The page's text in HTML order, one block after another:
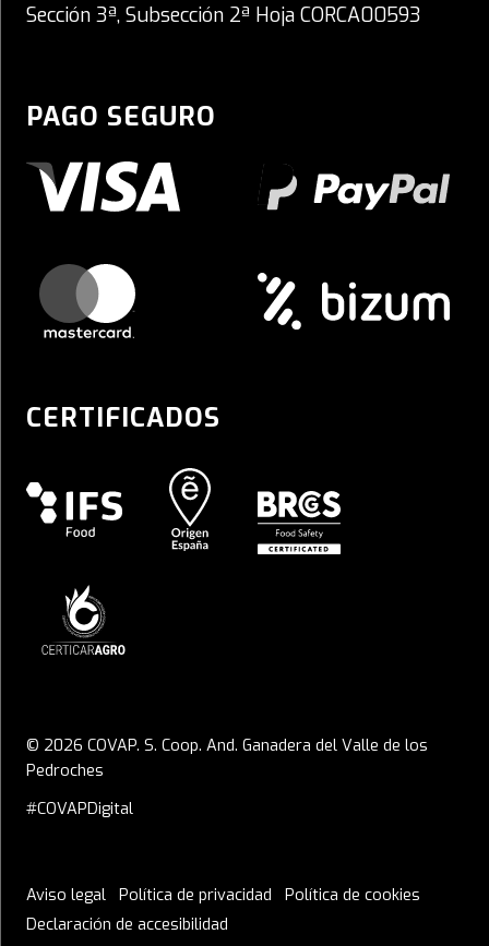
Sección 3ª, Subsección 2ª Hoja CORCA00593
PAGO SEGURO
CERTIFICADOS
© 2026 COVAP. S. Coop. And. Ganadera del Valle de los
Pedroches
#COVAPDigital
Aviso legal Política de privacidad
Política de cookies
Declaración de accesibilidad